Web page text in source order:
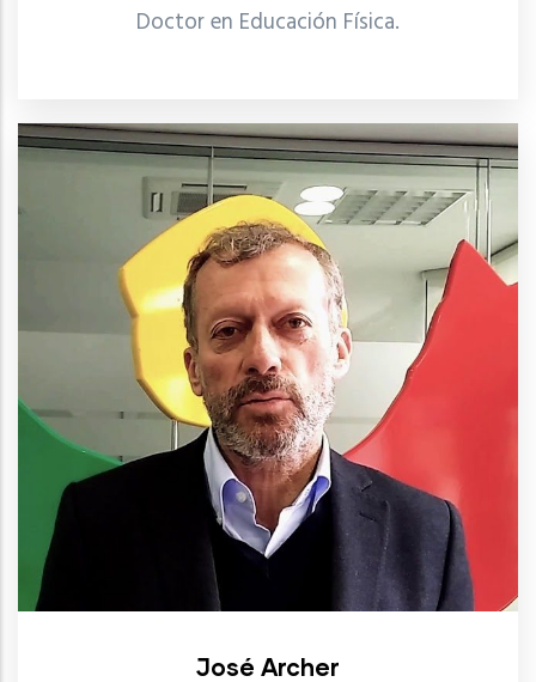
Doctor en Educación Física.
José Archer